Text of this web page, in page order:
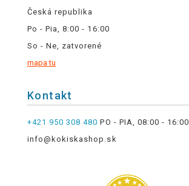
Česká republika
Po - Pia, 8:00 - 16:00
So - Ne, zatvorené
mapa tu
Kontakt
+421 950 308 480 PO - PIA, 08:00 - 16:00
info@kokiskashop.sk